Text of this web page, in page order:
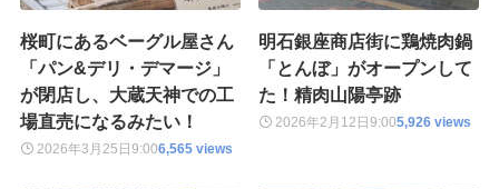
桜町にあるベーグル屋さん
「パン&デリ・デマージ」
が閉店し、大蔵天神での工
場直売になるみたい！
2026年3月25日 9:006,565 views
明石銀座商店街に鶏焼肉鍋
「とんぼ」がオープンして
た！精肉山陽亭跡
2026年2月12日9:005,926 views